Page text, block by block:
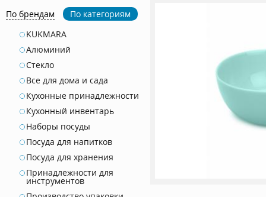
По брендам
По категориям
KUKMARA
Алюминий
Стекло
Все для дома и сада
Кухонные принадлежности
Кухонный инвентарь
Наборы посуды
Посуда для напитков
Посуда для хранения
Принадлежности для
инструментов